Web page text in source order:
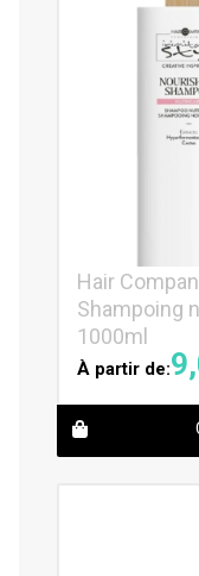
Hair
Shampoing
1000ml
À partir de: